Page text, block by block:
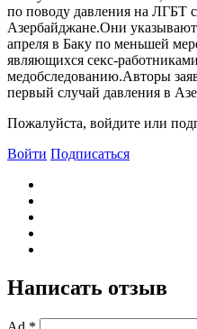
по поводу давления на ЛГБТ
Азербайджане.Они указывают
апреля в Баку по меньшей
являющихся секс-
медобследованию.Авторы
первый случай давления в
Пожалуйста, войдите или
Войти Подписаться
Написать отзыв